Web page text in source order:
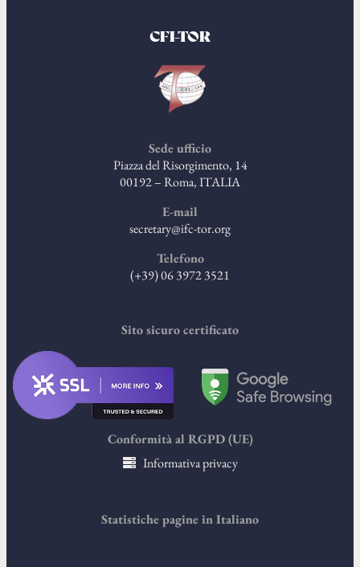
CFI-TOR
Sede ufficio
Piazza del Risorgimento, 14
00192 – Roma, ITALIA
E-mail
secretary@ifc-tor.org
Telefono
(+39) 06 3972 3521
Sito sicuro certificato
Conformità al RGPD (UE)
Informativa privacy
Statistiche pagine in Italiano